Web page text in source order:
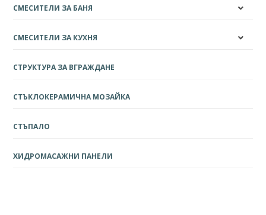
СМЕСИТЕЛИ ЗА БАНЯ
СМЕСИТЕЛИ ЗА КУХНЯ
СТРУКТУРА ЗА ВГРАЖДАНЕ
СТЪКЛОКЕРАМИЧНА МОЗАЙКА
СТЪПАЛО
ХИДРОМАСАЖНИ ПАНЕЛИ